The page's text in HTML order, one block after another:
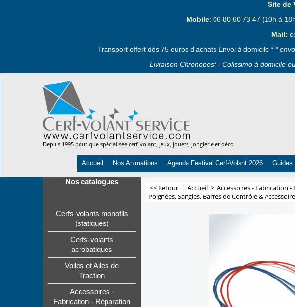
Site de
Mobile: 06 80 60 73 47 (10h à
Mail:
Transport offert dès 75 euros d'achats Envoi à domicile * *
Livraison Chronopost - Colissimo à domicile
Depuis 1995 boutique spécialisée cerf-volant, jeux, jouets, jonglerie et déco
Accueil Nos Animations Agenda Festival Cerf-Volant 2026 Guides
Nos catalogues
Cerfs-volants monofils
(statiques)
Cerfs-volants
acrobatiques
Voiles et Ailes de
Traction
Accessoires -
Fabrication - Réparation
<< Retour | Accueil > Accessoires - Fabrication
Poignées, Sangles, Barres de Contrôle &